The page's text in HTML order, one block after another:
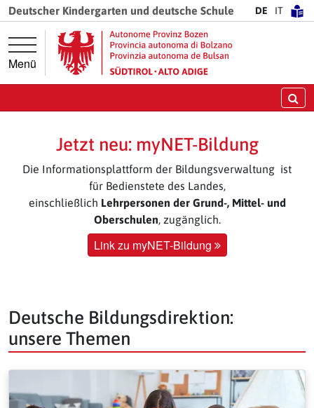
Springe direkt zur Hauptnavigation
Springe direkt zum Inhalt
Deutscher Kindergarten und deutsche Schule DE IT
Menü
Jetzt neu: myNET-Bildung
Die Informationsplattform der Bildungsverwaltung ist
für Bedienstete des Landes,
einschließlich Lehrpersonen der Grund-, Mittel- und
Oberschulen, zugänglich.
Link zu myNET-Bildung
Deutsche Bildungsdirektion:
unsere Themen